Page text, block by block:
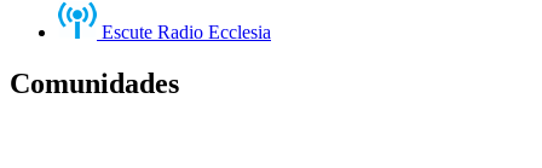
Escute Radio Ecclesia
Comunidades